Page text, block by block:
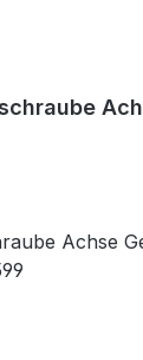
Achse